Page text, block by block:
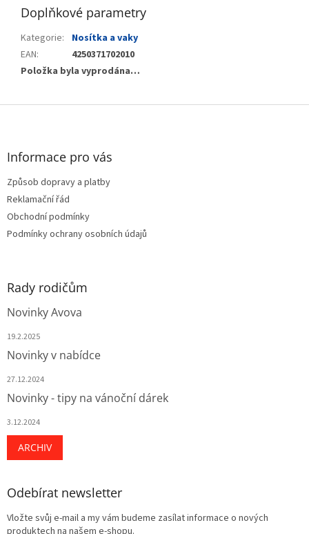
Doplňkové parametry
Kategorie:
Nosítka a vaky
EAN:
4250371702010
Položka byla vyprodána…
Z
Informace pro vás
Způsob dopravy a platby
Reklamační řád
Obchodní podmínky
Podmínky ochrany osobních údajů
Rady rodičům
Novinky Avova
19.2.2025
Novinky v nabídce
27.12.2024
Novinky - tipy na vánoční dárek
3.12.2024
ARCHIV
Odebírat newsletter
Vložte svůj e-mail a my vám budeme zasílat informace o nových